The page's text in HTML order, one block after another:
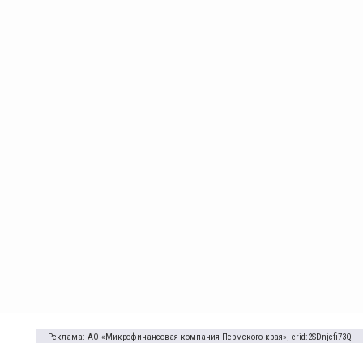
Реклама: АО «Микрофинансовая компания Пермского края», erid:2SDnjcfi73Q